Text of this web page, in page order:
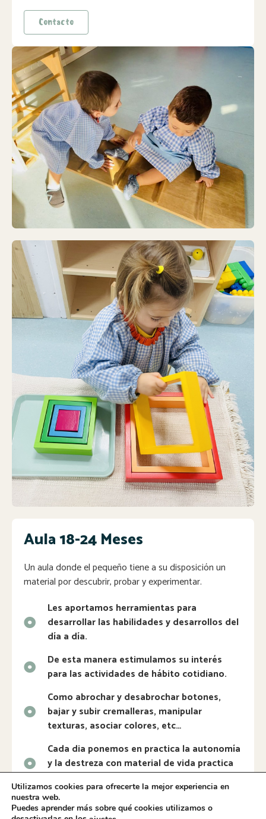
Contacto
Aula 18-24 Meses
Un aula donde el pequeño tiene a su disposición un
material por descubrir, probar y experimentar.
Les aportamos herramientas para
desarrollar las habilidades y desarrollos del
día a día.
De esta manera estimulamos su interés
para las actividades de hábito cotidiano.
Como abrochar y desabrochar botones,
bajar y subir cremalleras, manipular
texturas, asociar colores, etc…
Cada dia ponemos en practica la autonomía
y la destreza con material de vida practica
de la metodología Montessori.
Trabajamos proyectos por intereses de los
niños, descubrimos el arte y conocemos
Utilizamos cookies para ofrecerte la mejor experiencia en
nuestra web.
Puedes aprender más sobre qué cookies utilizamos o